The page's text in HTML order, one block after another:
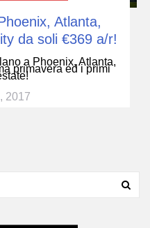
Atlanta,
da soli €369 a/r!
a Phoenix, Atlanta,
primavera ed i primi
2017